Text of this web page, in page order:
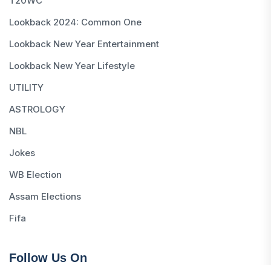
Lookback 2024: Common One
Lookback New Year Entertainment
Lookback New Year Lifestyle
UTILITY
ASTROLOGY
NBL
Jokes
WB Election
Assam Elections
Fifa
Follow Us On